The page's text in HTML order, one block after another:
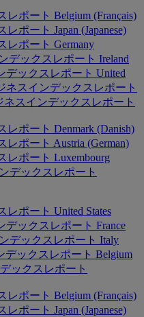
Belgium (Français)
Japan (Japanese)
Germany
Ireland
United
Denmark (Danish)
Austria (German)
Luxembourg
United States
France
Italy
Belgium
Belgium (Français)
Japan (Japanese)